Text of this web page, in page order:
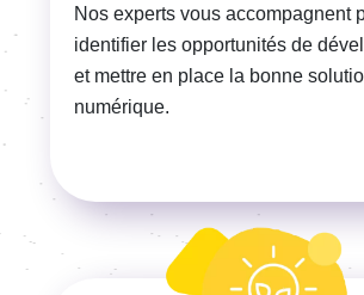
Nos experts vous accompagnent
identifier les opportunités de
et mettre en place la bonne
numérique.